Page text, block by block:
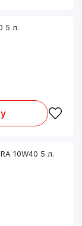
5 л.
10W40 5 л.